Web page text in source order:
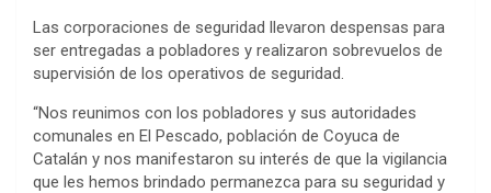
Las corporaciones de seguridad llevaron despensas para
ser entregadas a pobladores y realizaron sobrevuelos de
supervisión de los operativos de seguridad.
“Nos reunimos con los pobladores y sus autoridades
comunales en El Pescado, población de Coyuca de
Catalán y nos manifestaron su interés de que la vigilancia
que les hemos brindado permanezca para su seguridad y